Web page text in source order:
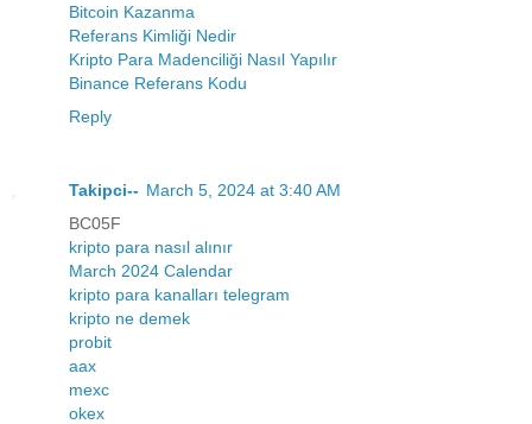
Bitcoin Kazanma
Referans Kimliği Nedir
Kripto Para Madenciliği Nasıl Yapılır
Binance Referans Kodu
Reply
Takipci-- March 5, 2024 at 3:40 AM
BC05F
kripto para nasıl alınır
March 2024 Calendar
kripto para kanalları telegram
kripto ne demek
probit
aax
mexc
okex